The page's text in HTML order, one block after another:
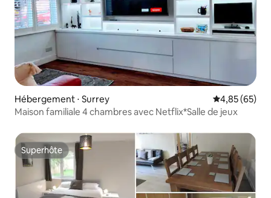
Hébergement ⋅ Surrey Évaluation
4,85 (65)
Maison familiale 4 chambres avec Netflix*Salle de jeux
Superhôte
Superhôte